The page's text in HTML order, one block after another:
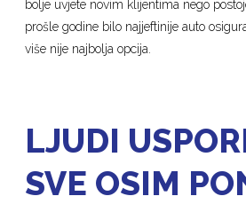
bolje uvjete novim klijentima nego
prošle godine bilo najjeftinije auto
više nije najbolja opcija.
LJUDI
SVE OSIM